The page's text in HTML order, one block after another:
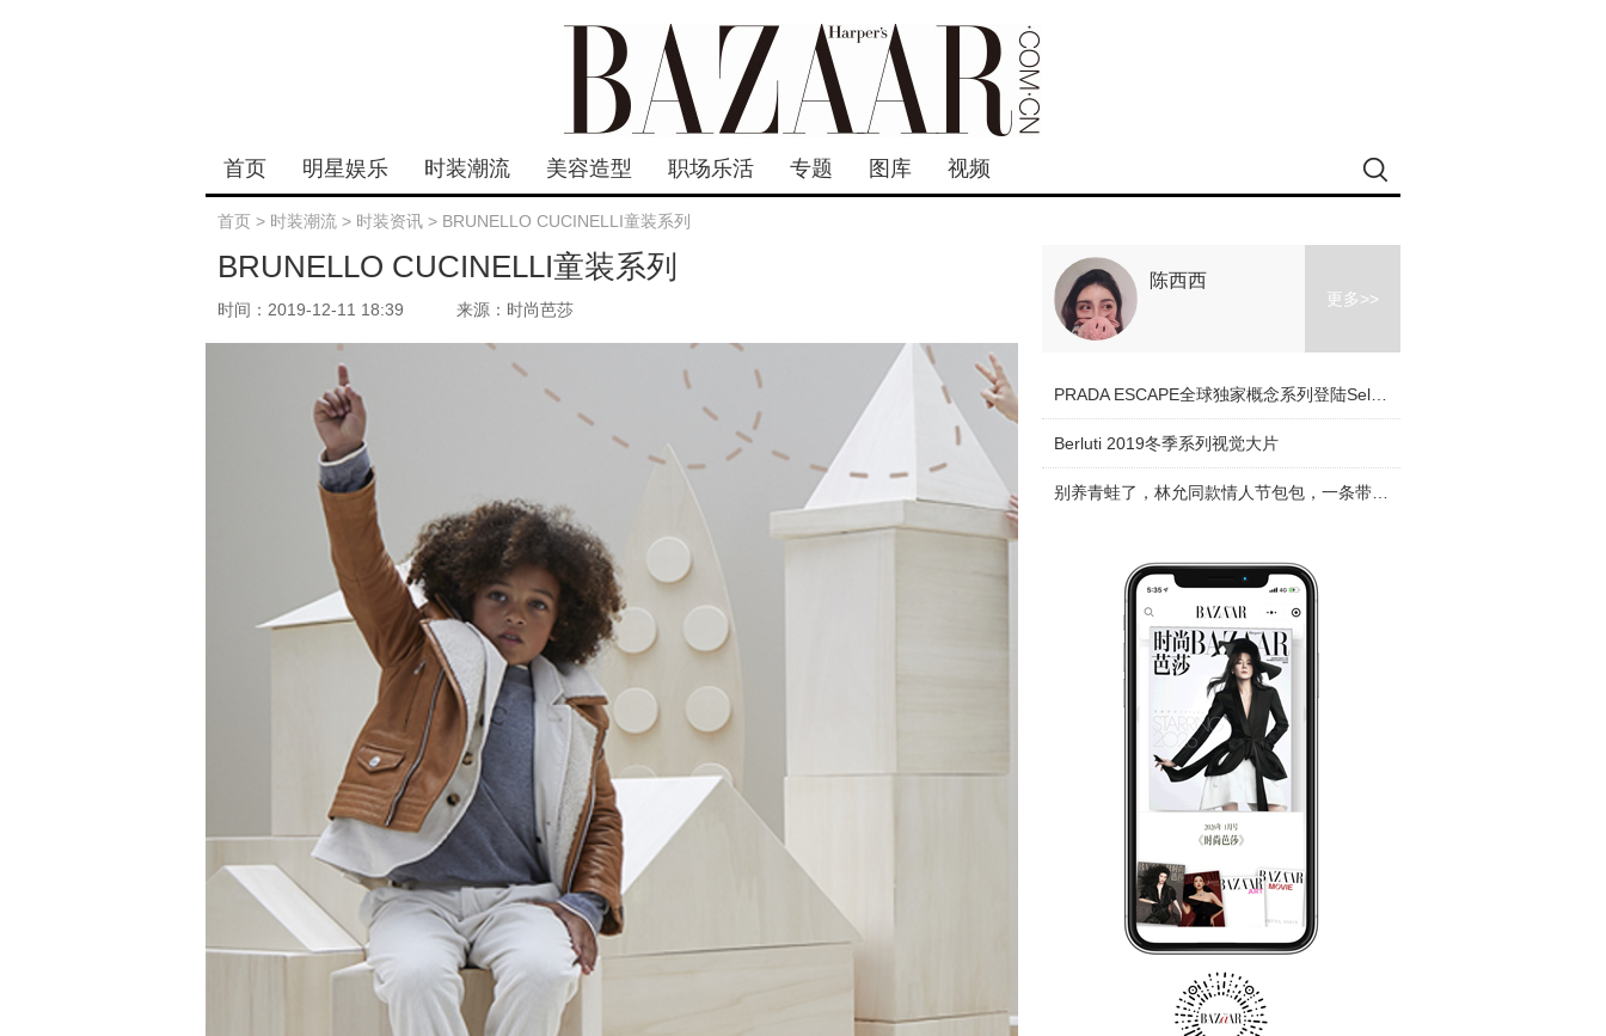
首页 明星娱乐 时装潮流 美容造型 职场乐活 专题 图库 视频
首页 > 时装潮流 > 时装资讯 > BRUNELLO CUCINELLI童装系列
BRUNELLO CUCINELLI童装系列
时间：2019-12-11 18:39 来源：时尚芭莎
陈西西
更多>>
Berluti 2019冬季系列视觉大片